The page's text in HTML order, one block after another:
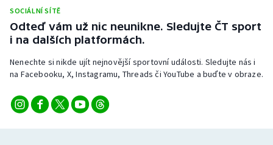
SOCIÁLNÍ SÍTĚ
Odteď vám už nic neunikne. Sledujte ČT sport
i na dalších platformách.
Nenechte si nikde ujít nejnovější sportovní události. Sledujte nás i
na Facebooku, X, Instagramu, Threads či YouTube a buďte v obraze.